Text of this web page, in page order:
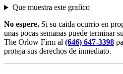
Que muestra este grafico
No espere. Si su caida ocurrio en
unas pocas semanas puede terminar
The Orlow Firm al (646) 647-3398
proteja sus derechos de inmediato.